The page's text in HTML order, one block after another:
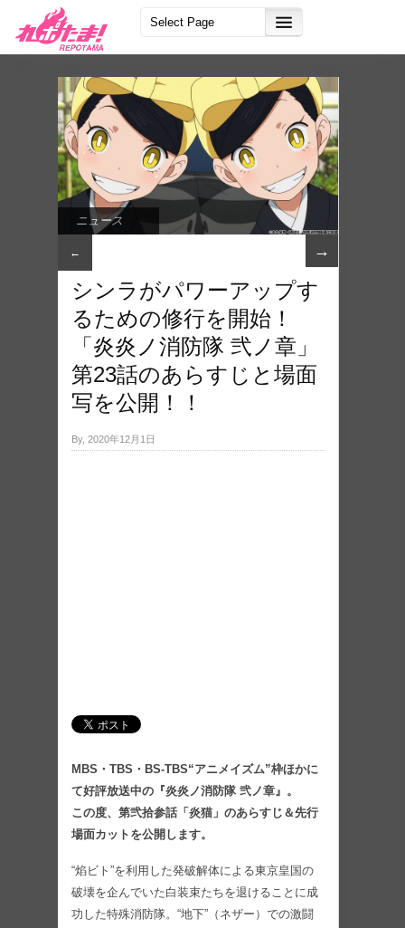
ニュース
← →
シンラがパワーアップす
るための修行を開始！
「炎炎ノ消防隊 弐ノ章」
第23話のあらすじと場面
写を公開！！
By, 2020年12月1日
MBS・TBS・BS-TBS“アニメイズム”枠ほかに
て好評放送中の『炎炎ノ消防隊 弐ノ章』。
この度、第弐拾参話「炎猫」のあらすじ＆先行
場面カットを公開します。
“焰ビト”を利用した発破解体による東京皇国の
破壊を企んでいた白装束たちを退けることに成
功した特殊消防隊。“地下”（ネザー）での激闘